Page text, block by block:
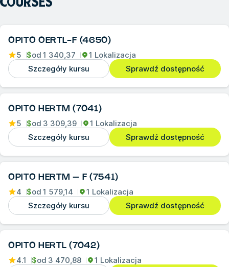
OPITO OERTL-F (4650)
5 $od 1 340,37
1 Lokalizacja
Szczegóły kursu
Sprawdź dostępność
OPITO HERTM (7041)
5 $od 3 309,39
1 Lokalizacja
Szczegóły kursu
Sprawdź dostępność
OPITO HERTM – F (7541)
4 $od 1 579,14
1 Lokalizacja
Szczegóły kursu
Sprawdź dostępność
OPITO HERTL (7042)
4.1 $od 3 470,88
1 Lokalizacja